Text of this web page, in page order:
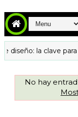
la clave para
No hay